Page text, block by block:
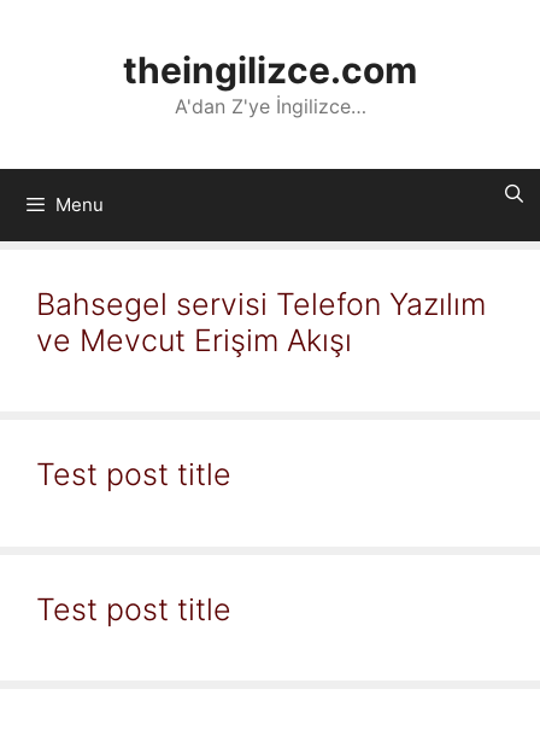
theingilizce.com
A'dan Z'ye İngilizce…
Menu
Bahsegel servisi Telefon Yazılım
ve Mevcut Erişim Akışı
Test post title
Test post title